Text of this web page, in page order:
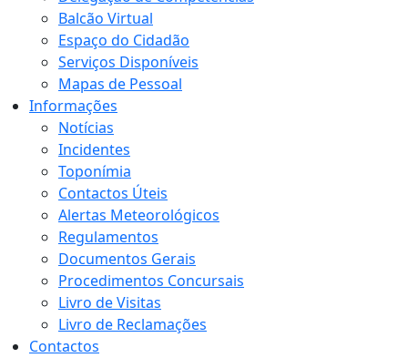
Balcão Virtual
Espaço do Cidadão
Serviços Disponíveis
Mapas de Pessoal
Informações
Notícias
Incidentes
Toponímia
Contactos Úteis
Alertas Meteorológicos
Regulamentos
Documentos Gerais
Procedimentos Concursais
Livro de Visitas
Livro de Reclamações
Contactos